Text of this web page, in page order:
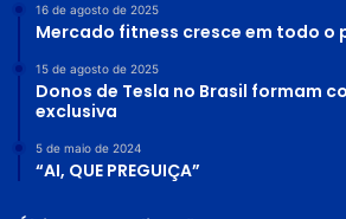
16 de agosto de 2025
Mercado fitness cresce em todo o
15 de agosto de 2025
Donos de Tesla no Brasil formam
exclusiva
5 de maio de 2024
“AI, QUE PREGUIÇA”